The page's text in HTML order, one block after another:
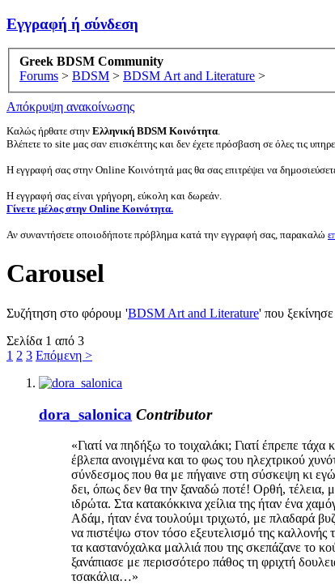
Εγγραφή ή σύνδεση
Greek BDSM Community
Forums > BDSM > BDSM Art and Literature >
Απόκρυψη ανακοίνωσης
Καλώς ήρθατε στην Ελληνική BDSM Κοινότητα.
Βλέπετε το site μας σαν επισκέπτης και δεν έχετε πρόσβαση σε όλες τις
Η εγγραφή σας στην Online Κοινότητά μας θα σας επιτρέψει να
Η εγγραφή σας είναι γρήγορη, εύκολη και δωρεάν.
Γίνετε μέλος στην Online Κοινότητα.
Αν συναντήσετε οποιοδήποτε πρόβλημα κατά την εγγραφή σας, παρακαλώ
Carousel
Συζήτηση στο φόρουμ 'BDSM Art and Literature' που
Σελίδα 1 από 3
1 2 3 Επόμενη >
dora_salonica Contributor
«Γιατί να πηδήξω το τοιχαλάκι; Γιατί έπρεπε
έβλεπα ανοιγμένα και το φως του ηλεχτρικού
σύνδεσμος που θα με πήγαινε στη σύσκεψη κι
δει, όπως δεν θα την ξαναδώ ποτέ! Ορθή, τέλεια,
ιδρώτα. Στα κατακόκκινα χείλια της ήταν ένα
Αδάμ, ήταν ένα τουλούμι τριχωτό, με πλαδαρά
να πιστέψω στον τόσο εξευτελισμό της
τα καστανόχαλκα μαλλιά που της σκεπάζανε το
ξανάπιασε με περισσότερο πάθος τη φριχτή
τσακάλια…»